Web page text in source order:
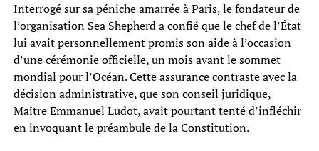
Interrogé sur sa péniche amarrée à Paris, le fondateur de
l’organisation Sea Shepherd a confié que le chef de l’État
lui avait personnellement promis son aide à l’occasion
d’une cérémonie officielle, un mois avant le sommet
mondial pour l’Océan. Cette assurance contraste avec la
décision administrative, que son conseil juridique,
Maître Emmanuel Ludot, avait pourtant tenté d’infléchir
en invoquant le préambule de la Constitution.